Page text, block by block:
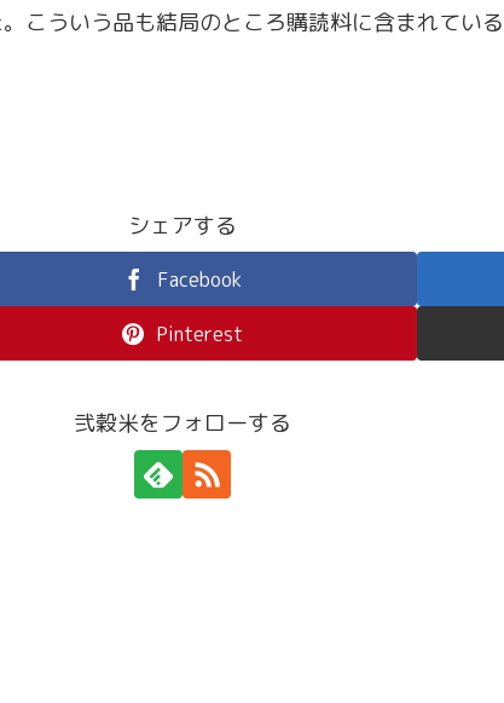
こういう品も結局のところ購読料に含まれてい
シェアする
Facebook
Pinterest
弐穀米をフォローする